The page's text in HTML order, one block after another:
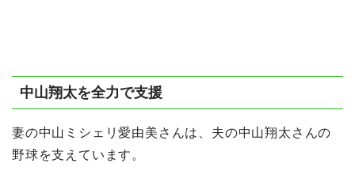
中山翔太を全力で支援
妻の中山ミシェリ愛由美さんは、夫の中山翔太さんの
野球を支えています。